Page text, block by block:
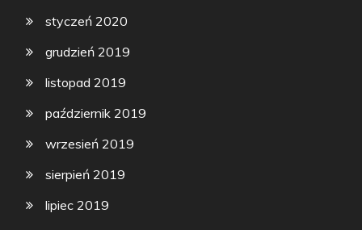
styczeń 2020
grudzień 2019
listopad 2019
październik 2019
wrzesień 2019
sierpień 2019
lipiec 2019